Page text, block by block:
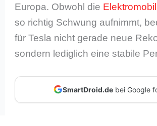
Europa. Obwohl die
so richtig Schwung aufnimmt,
für Tesla nicht gerade neue
sondern lediglich eine stabile
SmartDroid.debei Google